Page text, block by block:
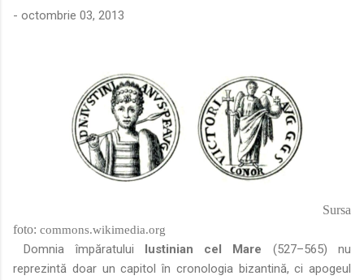
precizie profunzimea și ritmul procesului de rom...
- octombrie 03, 2013
Sursa
foto: commons.wikimedia.org
Domnia împăratului Iustinian cel Mare (527–565) nu
reprezintă doar un capitol în cronologia bizantină, ci apogeul